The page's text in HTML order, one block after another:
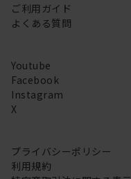
ご利用ガイド
よくある質問
Youtube
Facebook
Instagram
X
プライバシーポリシー
利用規約